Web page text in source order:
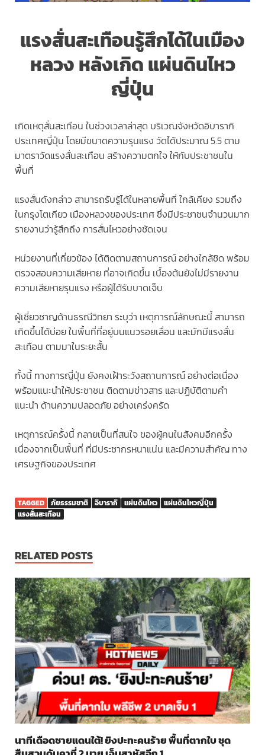
แรงสั่นสะเทือนรู้สึกได้ในเมือง
หลวง หลังเกิด แผ่นดินไหว
ญี่ปุ่น
เกิดเหตุสั่นสะเทือน ในช่วงเวลาล่าสุด บริเวณจังหวัดอิบารากิ
ประเทศญี่ปุ่น โดยมีขนาดความรุนแรง วัดได้ประมาณ 5.5 ตาม
มาตราวัดแรงสั่นสะเทือน สร้างความตกใจ ให้กับประชาชนใน
พื้นที่
แรงสั่นดังกล่าว สามารถรับรู้ได้ในหลายพื้นที่ ใกล้เคียง รวมถึง
ในกรุงโตเกียว เมืองหลวงของประเทศ ซึ่งมีประชาชนจำนวนมาก
รายงานว่ารู้สึกถึง การสั่นไหวอย่างชัดเจน
หน่วยงานที่เกี่ยวข้อง ได้ติดตามสถานการณ์ อย่างใกล้ชิด พร้อม
ตรวจสอบความเสียหาย ที่อาจเกิดขึ้น เบื้องต้นยังไม่มีรายงาน
ความเสียหายรุนแรง หรือผู้ได้รับบาดเจ็บ
ผู้เชี่ยวชาญด้านธรณีวิทยา ระบุว่า เหตุการณ์ลักษณะนี้ สามารถ
เกิดขึ้นได้บ่อย ในพื้นที่ที่อยู่บนแนวรอยเลื่อน และมักมีแรงสั่น
สะเทือน ตามมาในระยะสั้น
ทั้งนี้ ทางการญี่ปุ่น ยังคงเฝ้าระวังสถานการณ์ อย่างต่อเนื่อง
พร้อมแนะนำให้ประชาชน ติดตามข่าวสาร และปฏิบัติตามคำ
แนะนำ ด้านความปลอดภัย อย่างเคร่งครัด
เหตุการณ์ครั้งนี้ กลายเป็นที่สนใจ ของผู้คนในสังคมอีกครั้ง
เนื่องจากเป็นพื้นที่ ที่มีประชากรหนาแน่น และมีความสำคัญ ทาง
เศรษฐกิจของประเทศ
TAGGED ภัยธรรมชาติ อิบารากิ แผ่นดินไหว
แผ่นดินไหวญี่ปุ่น
แรงสั่นสะเทือน
RELATED POSTS
นาทีเดือดชายแดนใต้! ยิงปะทะคนร้าย พื้นที่ตากใบ ชุด